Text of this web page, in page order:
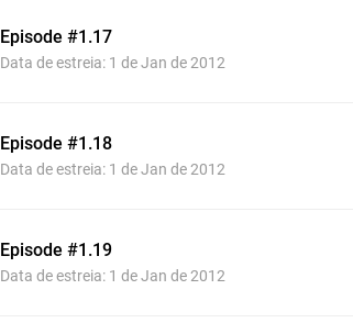
Episode #1.17
Data de estreia: 1 de Jan de 2012
Episode #1.18
Data de estreia: 1 de Jan de 2012
Episode #1.19
Data de estreia: 1 de Jan de 2012